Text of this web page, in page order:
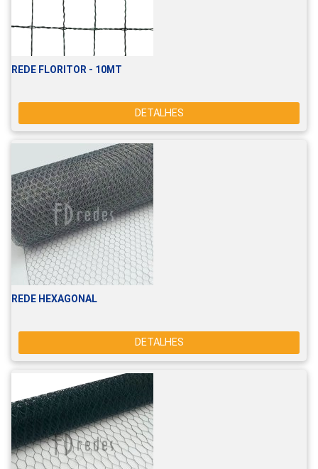
REDE FLORITOR - 10MT
DETALHES
REDE HEXAGONAL
DETALHES